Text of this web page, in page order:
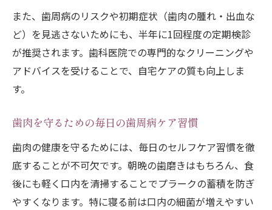
ド
優しい歯周病ケアが歯肉を強くする理由
歯肉に優しいケアが健康維持につながる理
由
説
歯肉強化に効果的なやさしいセルフケア法
歯肉を守るための優しい歯ブラシ選びのコ
ツ
歯肉を強くするための歯周病ケア意識改革
また、歯周病のリスクや初期症状（歯肉の腫れ・出血な
ど）を見逃さないためにも、半年に1回程度の定期検診
が推奨されます。歯科医院での専門的なクリーニングや
アドバイスを受けることで、自宅ケアの質も向上しま
す。
歯肉を守るための毎日の歯周病ケア習慣
歯肉の健康を守るためには、毎日のセルフケア習慣を徹
底することが不可欠です。朝晩の歯磨きはもちろん、食
後にも軽く口内を清掃することでプラークの蓄積を防ぎ
やすくなります。特に寝る前は口内の細菌が増えやすい